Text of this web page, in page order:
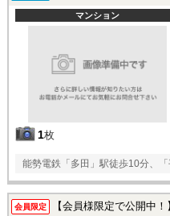
マンション
1枚
能勢電鉄「多田」駅徒歩10分、
会員限定 【会員様限定で公開中